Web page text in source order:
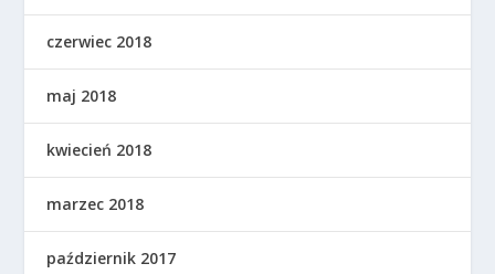
czerwiec 2018
maj 2018
kwiecień 2018
marzec 2018
październik 2017